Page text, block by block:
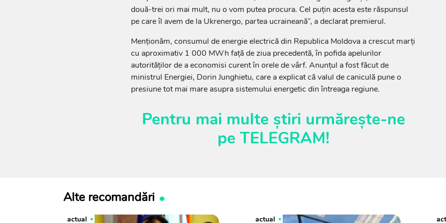
două-trei ori mai mult, nu o vom putea procura. Cel puțin acesta este răspunsul
pe care îl avem de la Ukrenergo, partea ucraineană”, a declarat premierul.
Menționăm, consumul de energie electrică din Republica Moldova a crescut marți
cu aproximativ 1 000 MWh față de ziua precedentă, în pofida apelurilor
autorităților de a economisi curent în orele de vârf. Anunțul a fost făcut de
ministrul Energiei, Dorin Junghietu, care a explicat că valul de caniculă pune o
presiune tot mai mare asupra sistemului energetic din întreaga regiune.
Pentru mai multe știri urmărește-ne
pe TELEGRAM!
Alte recomandări
actual actual